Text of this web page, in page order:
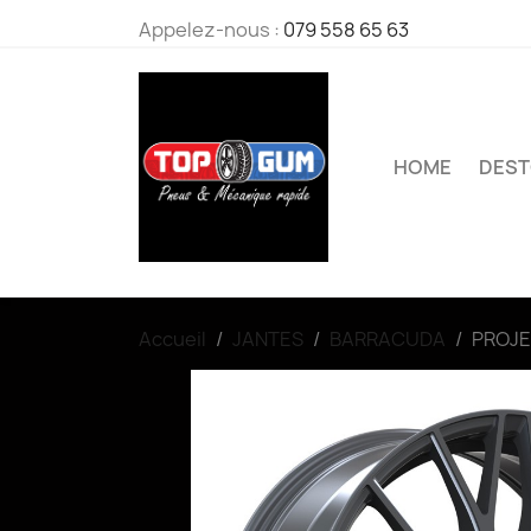
Appelez-nous : 079 558 65 63
HOME
Accueil JANTES BARRACUDA